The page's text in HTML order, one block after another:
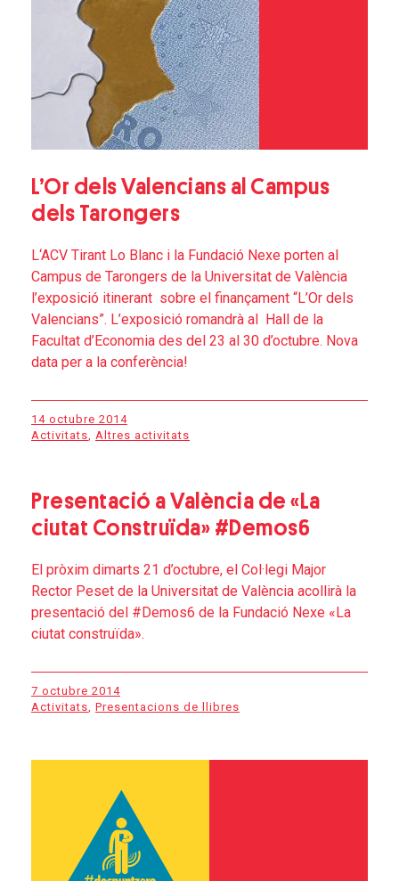
L’Or dels Valencians al Campus
dels Tarongers
L‘ACV Tirant Lo Blanc i la Fundació Nexe porten al
Campus de Tarongers de la Universitat de València
l’exposició itinerant sobre el finançament “L’Or dels
Valencians”. L’exposició romandrà al Hall de la
Facultat d’Economia des del 23 al 30 d’octubre. Nova
data per a la conferència!
14 octubre 2014
Activitats, Altres activitats
Presentació a València de «La
ciutat Construïda» #Demos6
El pròxim dimarts 21 d’octubre, el Col·legi Major
Rector Peset de la Universitat de València acollirà la
presentació del #Demos6 de la Fundació Nexe «La
ciutat construïda».
7 octubre 2014
Activitats, Presentacions de llibres